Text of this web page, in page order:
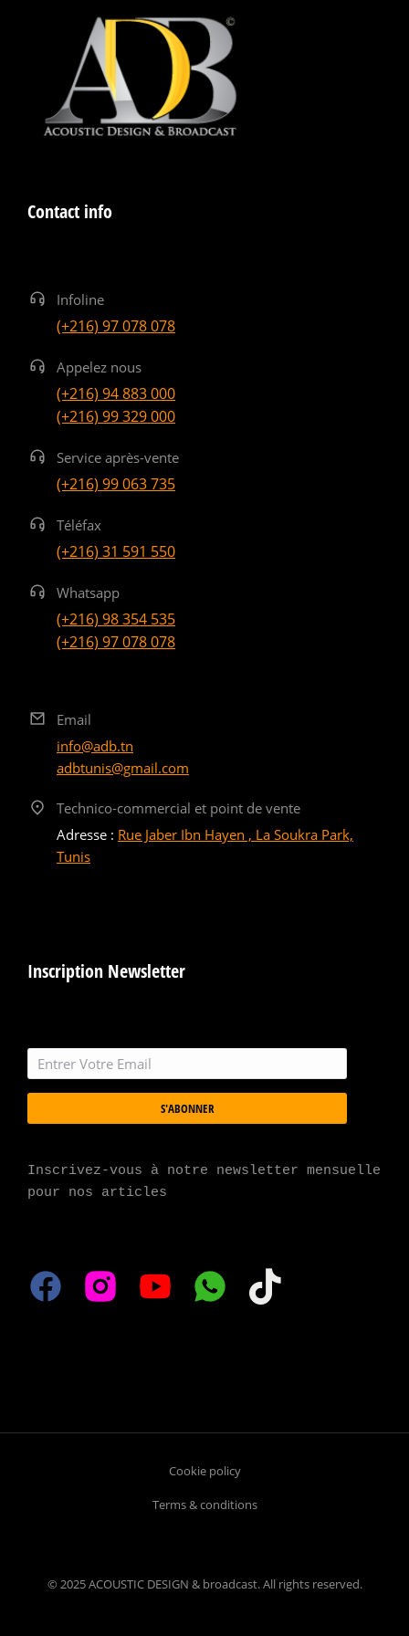
Contact info
Infoline
(+216) 97 078 078
Appelez nous
(+216) 94 883 000
(+216) 99 329 000
Service après-vente
(+216) 99 063 735
Téléfax
(+216) 31 591 550
Whatsapp
(+216) 98 354 535
(+216) 97 078 078
Email
info@adb.tn
adbtunis@gmail.com
Technico-commercial et point de vente
Adresse : Rue Jaber Ibn Hayen , La Soukra Park,
Tunis
Inscription Newsletter
S'ABONNER
Inscrivez-vous à notre newsletter mensuelle
pour nos articles
© 2025 ACOUSTIC DESIGN & broadcast. All rights reserved.
Cookie policy
Terms & conditions